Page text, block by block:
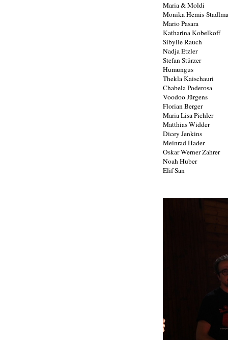
Maria & Moldi
Monika Hemis-
Mario Pasara
Katharina Kobelkoff
Sibylle Rauch
Nadja Etzler
Stefan Stürzer
Humungus
Thekla Kaischauri
Chabela Poderosa
Voodoo Jürgens
Florian Berger
Maria Lisa Pichler
Matthias Widder
Dicey Jenkins
Meinrad Hader
Oskar Werner Zahrer
Noah Huber
Elif San